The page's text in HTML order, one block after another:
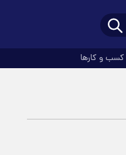
کسب و کارها